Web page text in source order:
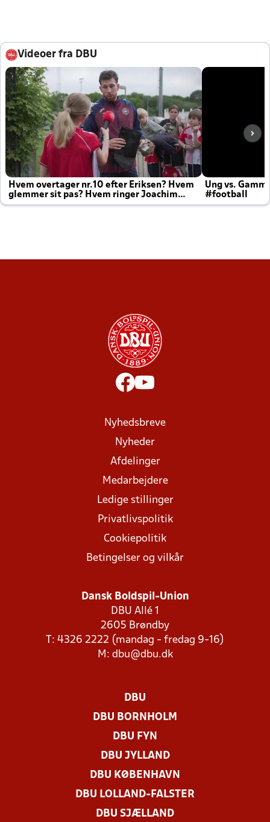
Videoer fra DBU
Hvem overtager nr.10 efter Eriksen? Hvem
glemmer sit pas? Hvem ringer Joachim
altid til efter kampe?
Ung vs.
#football
Nyhedsbreve
Nyheder
Afdelinger
Medarbejdere
Ledige stillinger
Privatlivspolitik
Cookiepolitik
Betingelser og vilkår
Dansk Boldspil-Union
DBU Allé 1
2605 Brøndby
T: 4326 2222 (mandag - fredag 9-16)
M: dbu@dbu.dk
DBU
DBU BORNHOLM
DBU FYN
DBU JYLLAND
DBU KØBENHAVN
DBU LOLLAND-FALSTER
DBU SJÆLLAND